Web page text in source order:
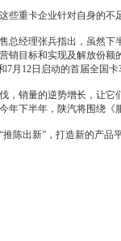
重卡企业针对自身的不
总经理张兵指出，虽然下
营销目标和实现及解放份额
月12日启动的首届全国
销量的逆势增长，让它
下半年，陕汽将围绕《
推陈出新”，打造新的产